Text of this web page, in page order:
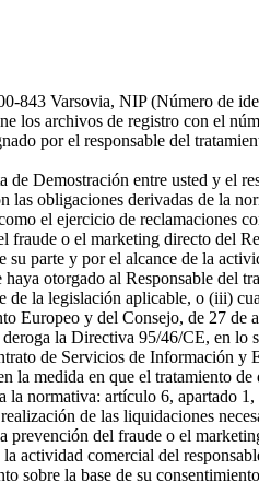
843 Varsovia, NIP (Número de
los archivos de registro con el
por el responsable del
Demostración entre usted y el
las obligaciones derivadas de la
el ejercicio de reclamaciones
o el marketing directo del
su parte y por el alcance de la
otorgado al Responsable del
de la legislación aplicable, o (iii)
Europeo y del Consejo, de 27 de
deroga la Directiva 95/46/CE, en lo
de Servicios de Información y
medida en que el tratamiento de
la normativa: artículo 6, apartado
de las liquidaciones
del fraude o el
actividad comercial del
sobre la base de su